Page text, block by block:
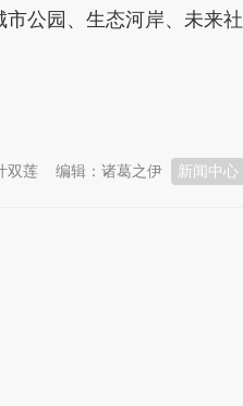
公园、生态河岸、未来社
新闻中心
编辑：诸葛之伊
双莲